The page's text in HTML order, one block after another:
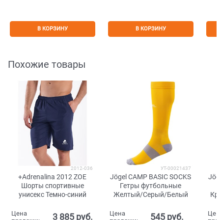
В КОРЗИНУ В КОРЗИНУ
Похожие товары
2012-036
+Adrenalina 2012 ZOE
Шорты спортивные
унисекс Темно-синий
Цена
3 885 руб.
УТ-00021437
Jögel CAMP BASIC SOCKS
Гетры футбольные
Желтый/Серый/Белый
Цена
545 руб.